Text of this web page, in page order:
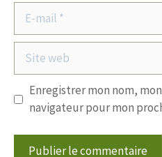
mail
Site
web
Enregistrer mon nom,
navigateur pour mon